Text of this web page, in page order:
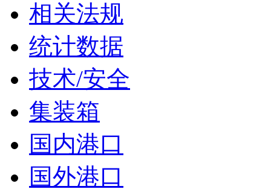
相关法规
统计数据
技术/安全
集装箱
国内港口
国外港口